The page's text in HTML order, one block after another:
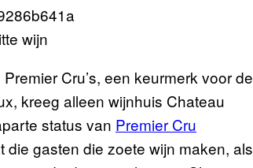
wijn
Cru’s, een keurmerk voor de
kreeg alleen wijnhuis Chateau
status van Premier Cru
gasten die zoete wijn maken, als